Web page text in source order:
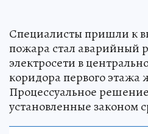
Специалисты пришли к
пожара стал аварийный
электросети в
коридора первого этажа
Процессуальное
установленные законом